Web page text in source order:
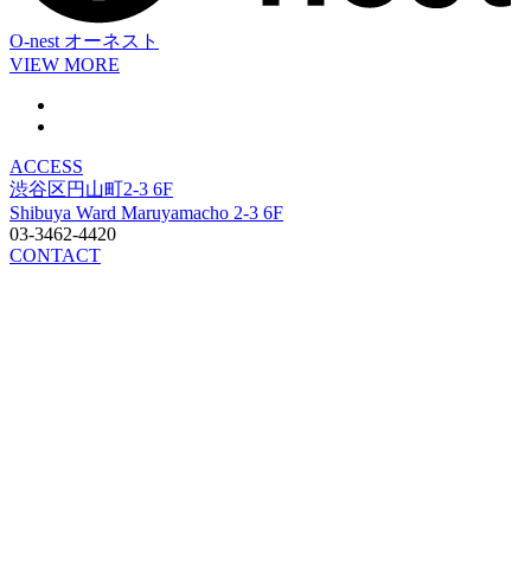
O-nest オーネスト
VIEW MORE
ACCESS
渋谷区円山町2-3 6F
Shibuya Ward Maruyamacho 2-3 6F
03-3462-4420
CONTACT